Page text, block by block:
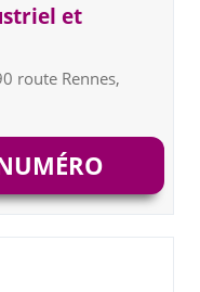
et
route Rennes,